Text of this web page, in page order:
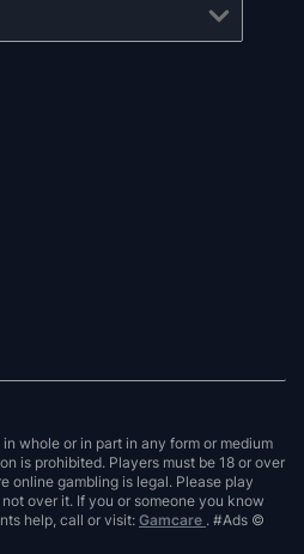
whole or in part in any form or medium
is prohibited. Players must be 18 or over
online gambling is legal. Please play
over it. If you or someone you know
help, call or visit: Gamcare . #Ads ©